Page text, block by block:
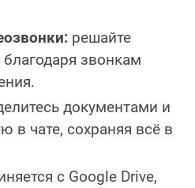
решайте
звонкам
документами и
в чате, сохраняя всё в
с Google Drive,